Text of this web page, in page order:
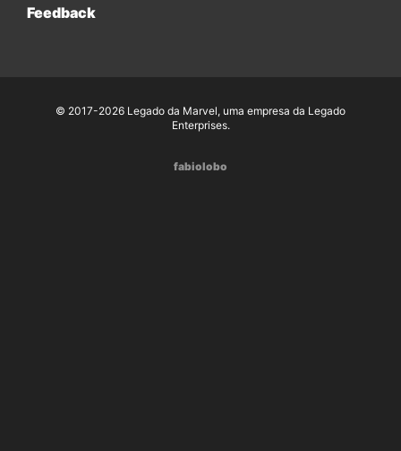
Feedback
© 2017-2026 Legado da Marvel, uma empresa da Legado
Enterprises.
fabiolobo